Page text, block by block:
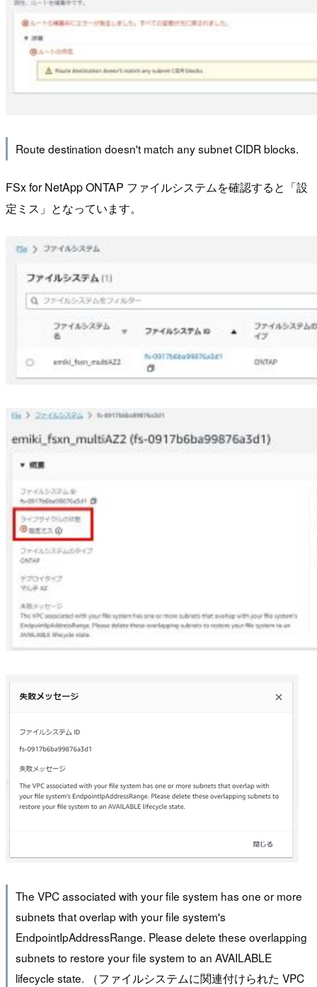
Route destination doesn't match any subnet CIDR blocks.
FSx for NetApp ONTAP ファイルシステムを確認すると「設
定ミス」となっています。
The VPC associated with your file system has one or more
subnets that overlap with your file system's
EndpointIpAddressRange. Please delete these overlapping
subnets to restore your file system to an AVAILABLE
lifecycle state. （ファイルシステムに関連付けられた VPC